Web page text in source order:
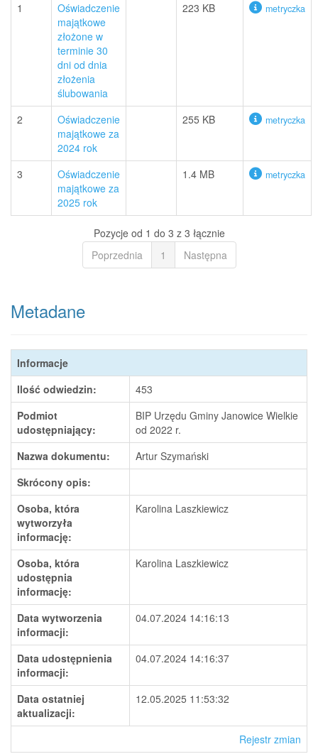
1
Oświadczenie
majątkowe
złożone w
terminie 30
dni od dnia
złożenia
ślubowania
223 KB metryczka
2
Oświadczenie
majątkowe za
2024 rok
255 KB metryczka
3
Oświadczenie
majątkowe za
2025 rok
1.4 MB metryczka
Pozycje od 1 do 3 z 3 łącznie
Poprzednia
1 Następna
Metadane
Informacje
Ilość odwiedzin:
453
Podmiot
udostępniający:
BIP Urzędu Gminy Janowice Wielkie
od 2022 r.
Nazwa dokumentu:
Artur Szymański
Skrócony opis:
Osoba, która
wytworzyła
informację:
Karolina Laszkiewicz
Osoba, która
udostępnia
informację:
Karolina Laszkiewicz
Data wytworzenia
informacji:
04.07.2024 14:16:13
Data udostępnienia
informacji:
04.07.2024 14:16:37
Data ostatniej
aktualizacji:
12.05.2025 11:53:32
Rejestr zmian